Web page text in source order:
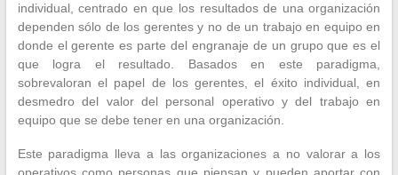
individual, centrado en que los resultados de una organización
dependen sólo de los gerentes y no de un trabajo en equipo en
donde el gerente es parte del engranaje de un grupo que es el
que logra el resultado. Basados en este paradigma,
sobrevaloran el papel de los gerentes, el éxito individual, en
desmedro del valor del personal operativo y del trabajo en
equipo que se debe tener en una organización.
Este paradigma lleva a las organizaciones a no valorar a los